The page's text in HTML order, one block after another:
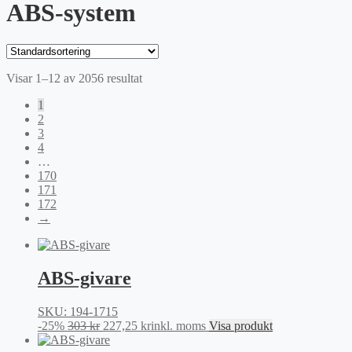
ABS-system
Visar 1–12 av 2056 resultat
1
2
3
4
…
170
171
172
→
ABS-givare
SKU: 194-1715
-25% 303kr Det
ursprungliga
227,25 krDet
inkl. moms Visa produkt